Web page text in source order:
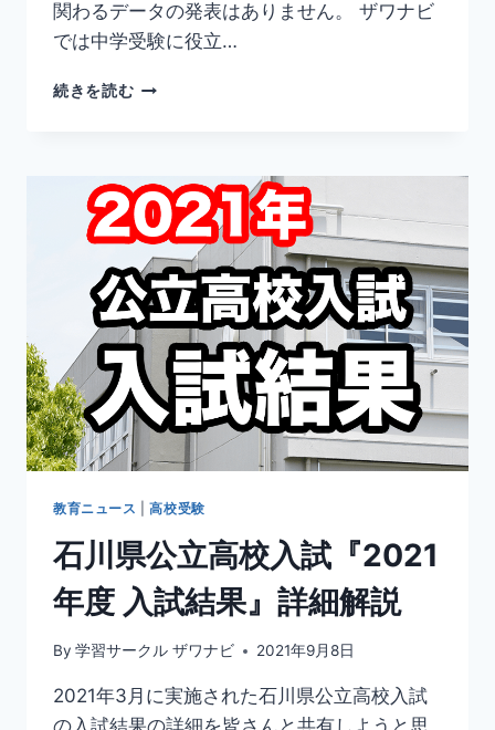
関わるデータの発表はありません。 ザワナビ
では中学受験に役立…
続きを読む【2021
丘
中
学
校
入
試
結
果
教育ニュース |高校受験
石川県公立高校入試『2021
年度 入試結果』詳細解説
By 学習サークル ザワナビ 2021年9月8日
2021年3月に実施された石川県公立高校入試